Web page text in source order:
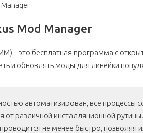
Mod Manager
– это бесплатная программа с
и обновлять моды для линейки
автоматизирован, все процессы
от различной инсталляционной
не менее быстро, позволяя